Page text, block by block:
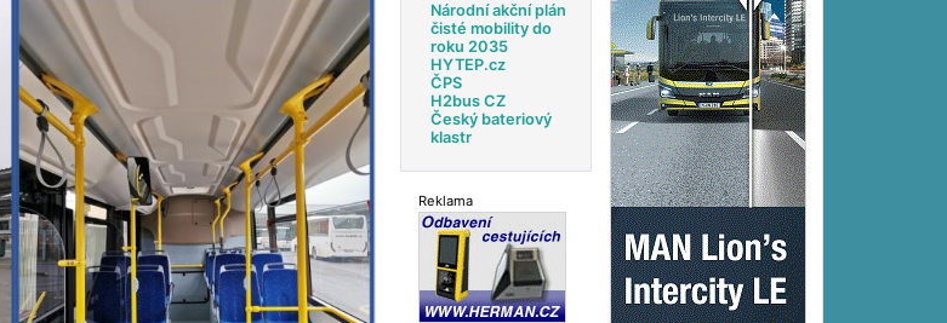
Národní akční plán
čisté mobility do
roku 2035
HYTEP.cz
ČPS
H2bus CZ
Český bateriový
klastr
Reklama